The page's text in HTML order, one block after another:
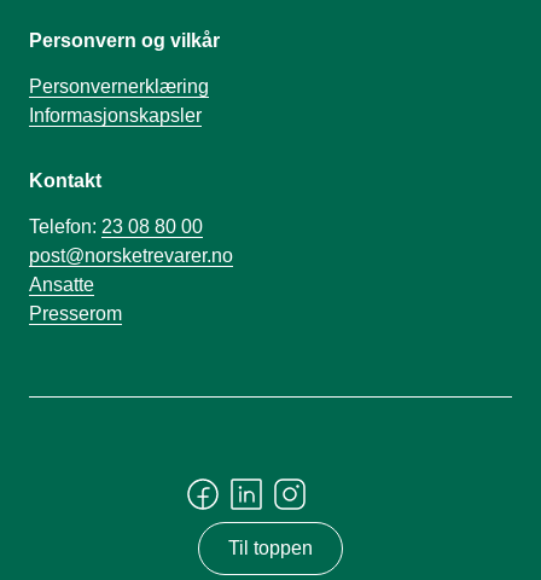
Personvern og vilkår
Personvernerklæring
Informasjonskapsler
Kontakt
Telefon: 23 08 80 00
post@norsketrevarer.no
Ansatte
Presserom
Til toppen